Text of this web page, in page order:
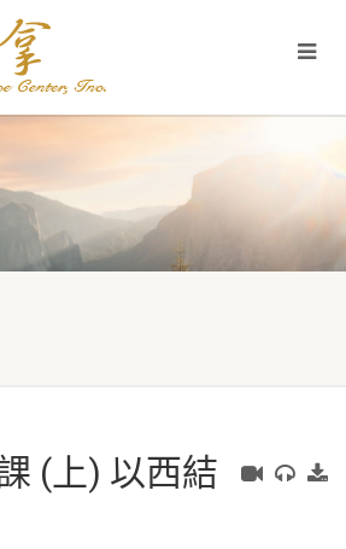
(上) 以西結